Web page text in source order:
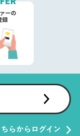
らからログイン